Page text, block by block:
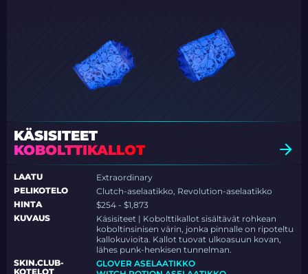
KÄSISITEET
KOBOLTTIKALLOT
LAATU
Extraordinary
PELIKOTELO
Clutch-aselaatikko, Revolution-aselaatikko
HINTA
$254 - $1,873
KUVAUS
Käsisiteet | Kobolttikallot sisältävät rohkean
koboltinsinisen värin, jonka pinnalle on ripoteltu
kallokuvioita. Kallot tuovat ulkoasuun kovan,
lähes punk-henkisen tunnelman.
SKIN.CLUB-
KOTELOT
GLOVER ASELAATIKKO